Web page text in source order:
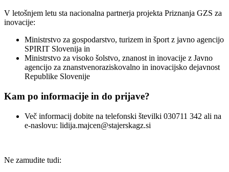
V letošnjem letu sta nacionalna partnerja projekta Priznanja GZS za
inovacije:
Ministrstvo za gospodarstvo, turizem in šport z javno agencijo
SPIRIT Slovenija in
Ministrstvo za visoko šolstvo, znanost in inovacije z Javno
agencijo za znanstvenoraziskovalno in inovacijsko dejavnost
Republike Slovenije
Kam po informacije in do prijave?
Več informacij dobite na telefonski številki 030711 342 ali na
e-naslovu: lidija.majcen@stajerskagz.si
Ne zamudite tudi: